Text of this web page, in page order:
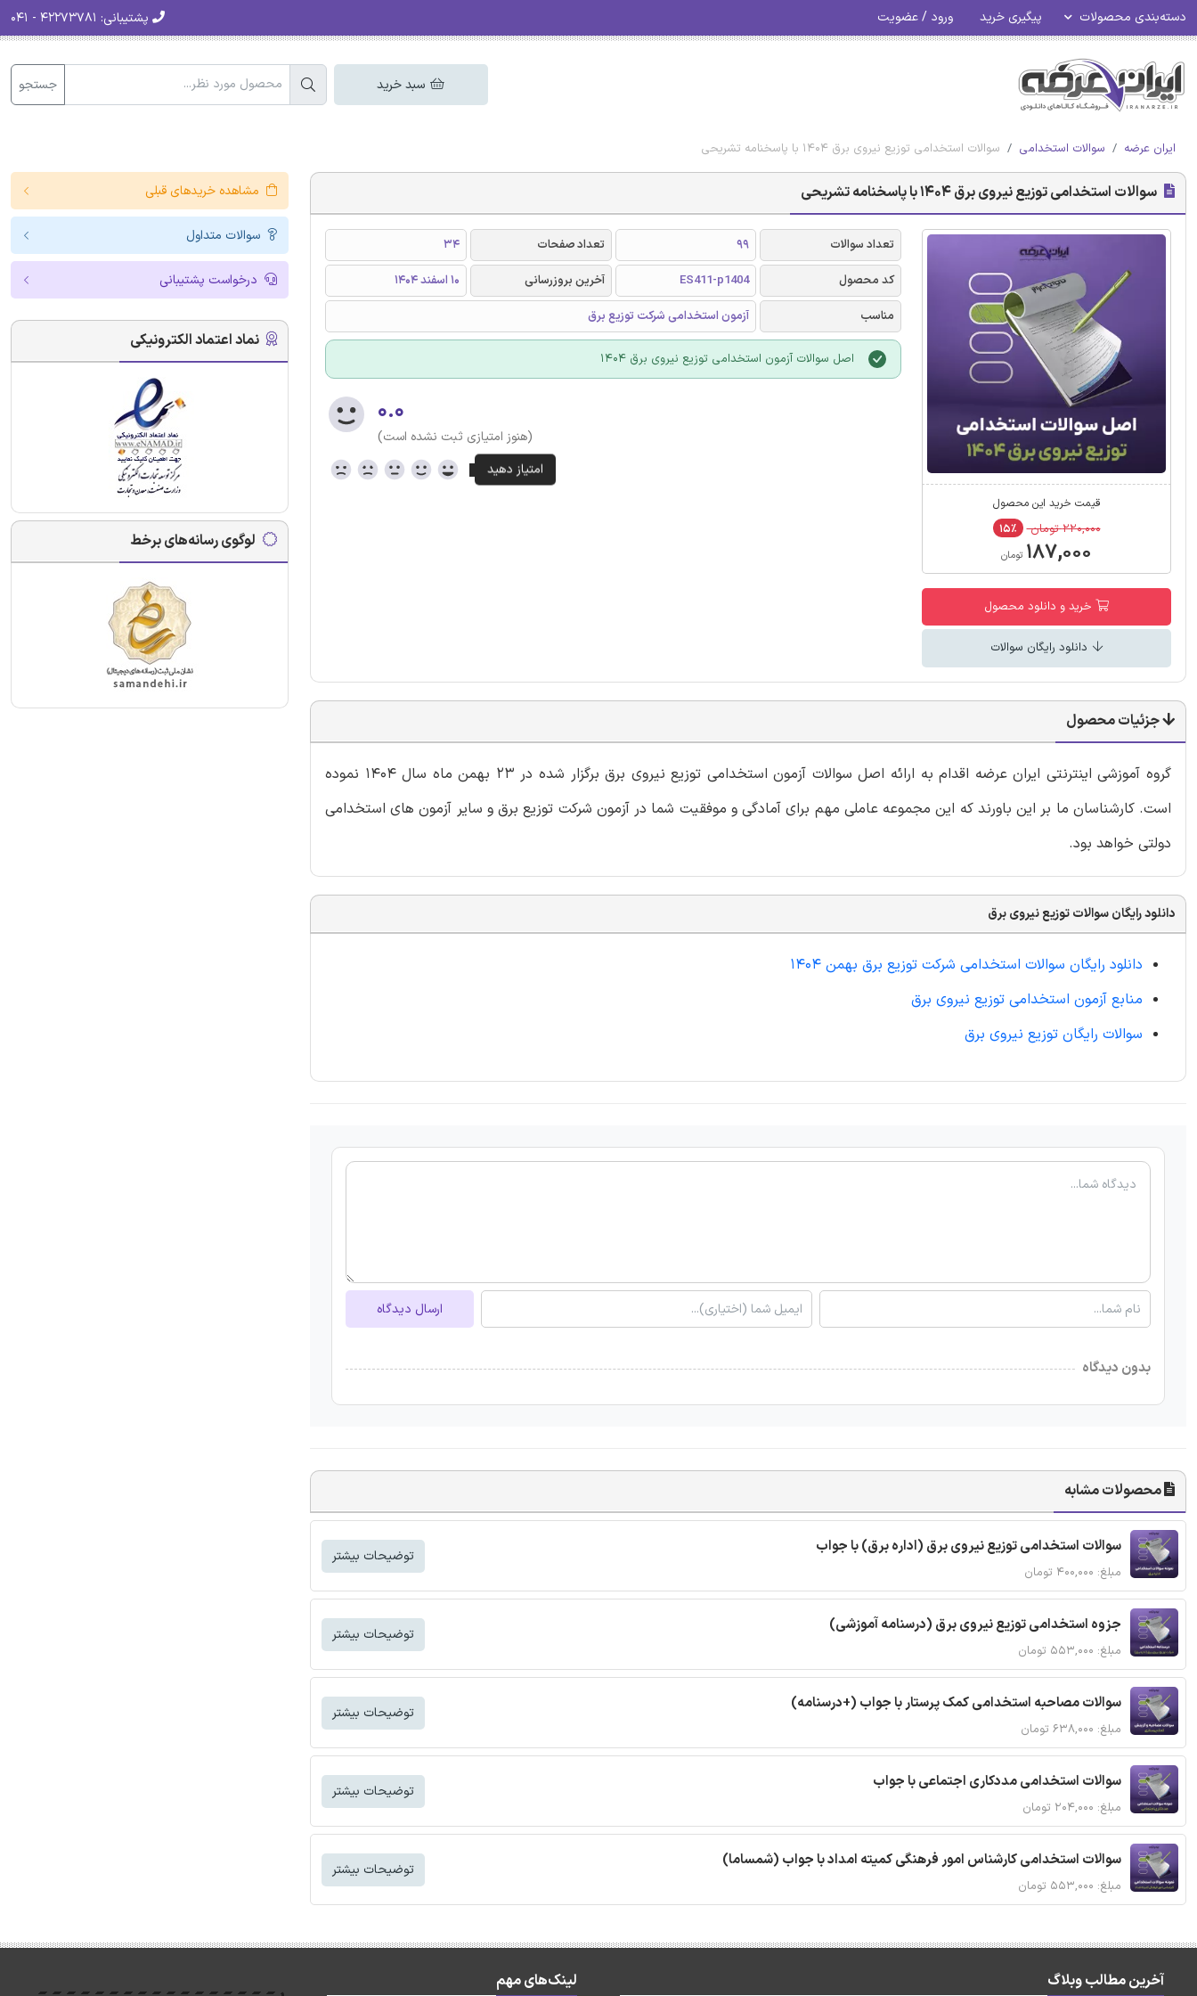
دسته‌بندی محصولات پیگیری خرید ورود / عضویت پشتیبانی:
سبد خرید جستجو
ایران عرضه سوالات استخدامی سوالات استخدامی توزیع نیروی برق 1404 با پاسخنامه تشریحی
سوالات استخدامی توزیع نیروی برق 1404 با پاسخنامه تشریحی
قیمت خرید این محصول
۲۲۰,۰۰۰ تومان ۱۵٪
۱۸۷,۰۰۰ تومان
خرید و دانلود محصول
دانلود رایگان سوالات
تعداد سوالات 99 تعداد صفحات
34
کد محصول
ES411-p1404 آخرین بروزرسانی
10 اسفند 1404
مناسب
آزمون استخدامی شرکت توزیع برق
اصل سوالات آزمون استخدامی توزیع نیروی برق 1404
۰.۰
(هنوز امتیازی ثبت نشده است)
جزئیات محصول
گروه آموزشی اینترنتی ایران عرضه اقدام به ارائه اصل سوالات آزمون استخدامی توزیع نیروی برق برگزار شده در 23 بهمن ماه سال 1404 نموده
است. کارشناسان ما بر این باورند که این مجموعه عاملی مهم برای آمادگی و موفقیت شما در آزمون شرکت توزیع برق و سایر آزمون های استخدامی
دولتی خواهد بود.
دانلود رایگان سوالات توزیع نیروی برق
دانلود رایگان سوالات استخدامی شرکت توزیع برق بهمن 1404
منابع آزمون استخدامی توزیع نیروی برق
سوالات رایگان توزیع نیروی برق
ارسال دیدگاه
بدون دیدگاه
محصولات مشابه
سوالات استخدامی توزیع نیروی برق (اداره برق) با جواب
مبلغ: ۴۰۰,۰۰۰ تومان
توضیحات بیشتر
جزوه استخدامی توزیع نیروی برق (درسنامه آموزشی)
مبلغ: ۵۵۳,۰۰۰ تومان
توضیحات بیشتر
سوالات مصاحبه استخدامی کمک پرستار با جواب (+درسنامه)
مبلغ: ۶۳۸,۰۰۰ تومان
توضیحات بیشتر
سوالات استخدامی مددکاری اجتماعی با جواب
مبلغ: ۲۰۴,۰۰۰ تومان
توضیحات بیشتر
سوالات استخدامی کارشناس امور فرهنگی کمیته امداد با جواب (شمساما)
مبلغ: ۵۵۳,۰۰۰ تومان
توضیحات بیشتر
مشاهده خریدهای قبلی
سوالات متداول
درخواست پشتیبانی
نماد اعتماد الکترونیکی
لوگوی رسانه‌های برخط
آخرین مطالب وبلاگ لینک‌های مهم